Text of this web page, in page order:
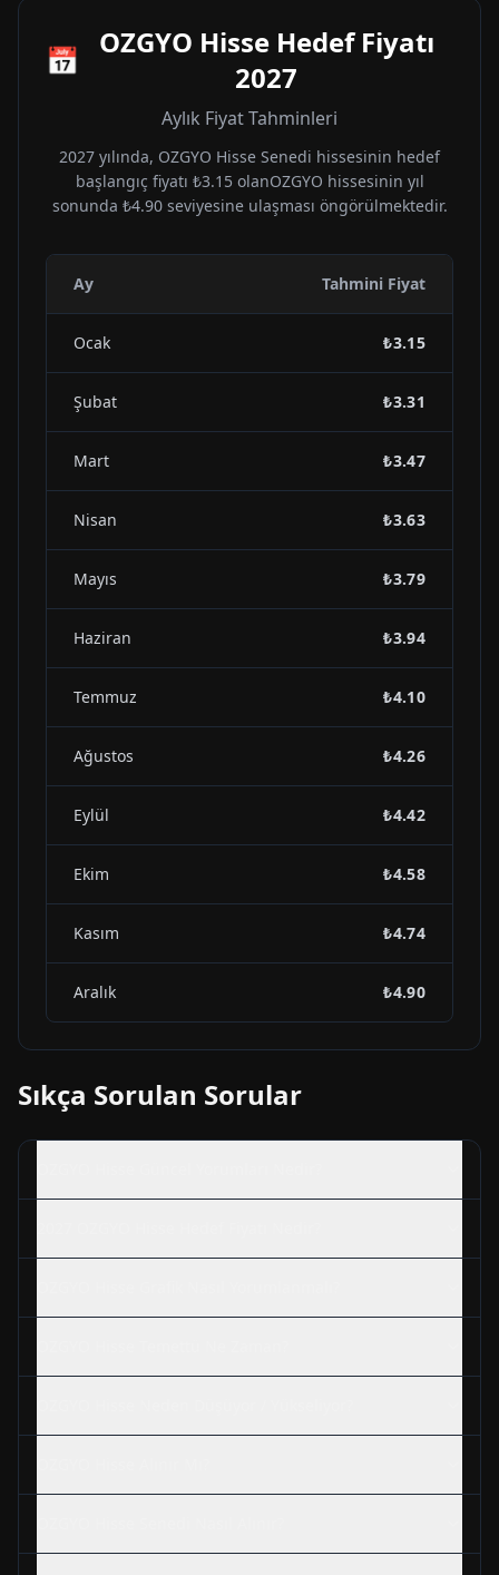
📅 OZGYO Hisse Hedef Fiyatı
2027
Aylık Fiyat Tahminleri
2027 yılında, OZGYO Hisse Senedi hissesinin hedef
başlangıç fiyatı ₺3.15olanOZGYO hissesinin yıl
sonunda ₺4.90seviyesine ulaşması öngörülmektedir.
Ay Tahmini Fiyat
Ocak ₺3.15
Şubat ₺3.31
Mart ₺3.47
Nisan ₺3.63
Mayıs ₺3.79
Haziran ₺3.94
Temmuz ₺4.10
Ağustos ₺4.26
Eylül ₺4.42
Ekim ₺4.58
Kasım ₺4.74
Aralık ₺4.90
Sıkça Sorulan Sorular